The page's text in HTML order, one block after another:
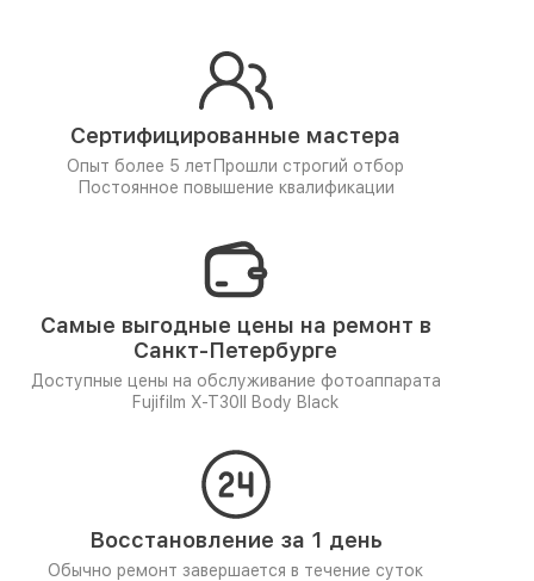
Сертифицированные мастера
Опыт более 5 лет Прошли строгий отбор
Постоянное повышение квалификации
Самые выгодные цены на ремонт в
Санкт-Петербурге
Доступные цены на обслуживание фотоаппарата
Fujifilm X-T30II Body Black
Восстановление за 1 день
Обычно ремонт завершается в течение суток